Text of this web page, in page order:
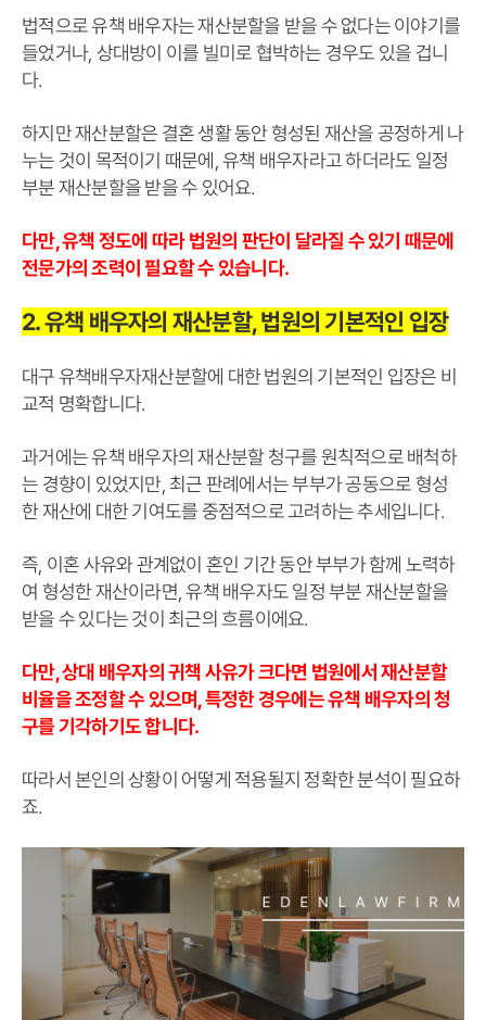
법적으로 유책 배우자는 재산분할을 받을 수 없다는 이야기를
들었거나, 상대방이 이를 빌미로 협박하는 경우도 있을 겁니
다.
하지만 재산분할은 결혼 생활 동안 형성된 재산을 공정하게 나
누는 것이 목적이기 때문에, 유책 배우자라고 하더라도 일정
부분 재산분할을 받을 수 있어요.
다만, 유책 정도에 따라 법원의 판단이 달라질 수 있기 때문에
전문가의 조력이 필요할 수 있습니다.
2. 유책 배우자의 재산분할, 법원의 기본적인 입장
대구 유책배우자재산분할에 대한 법원의 기본적인 입장은 비
교적 명확합니다.
과거에는 유책 배우자의 재산분할 청구를 원칙적으로 배척하
는 경향이 있었지만, 최근 판례에서는 부부가 공동으로 형성
한 재산에 대한 기여도를 중점적으로 고려하는 추세입니다.
즉, 이혼 사유와 관계없이 혼인 기간 동안 부부가 함께 노력하
여 형성한 재산이라면, 유책 배우자도 일정 부분 재산분할을
받을 수 있다는 것이 최근의 흐름이에요.
다만, 상대 배우자의 귀책 사유가 크다면 법원에서 재산분할
비율을 조정할 수 있으며, 특정한 경우에는 유책 배우자의 청
구를 기각하기도 합니다.
따라서 본인의 상황이 어떻게 적용될지 정확한 분석이 필요하
죠.